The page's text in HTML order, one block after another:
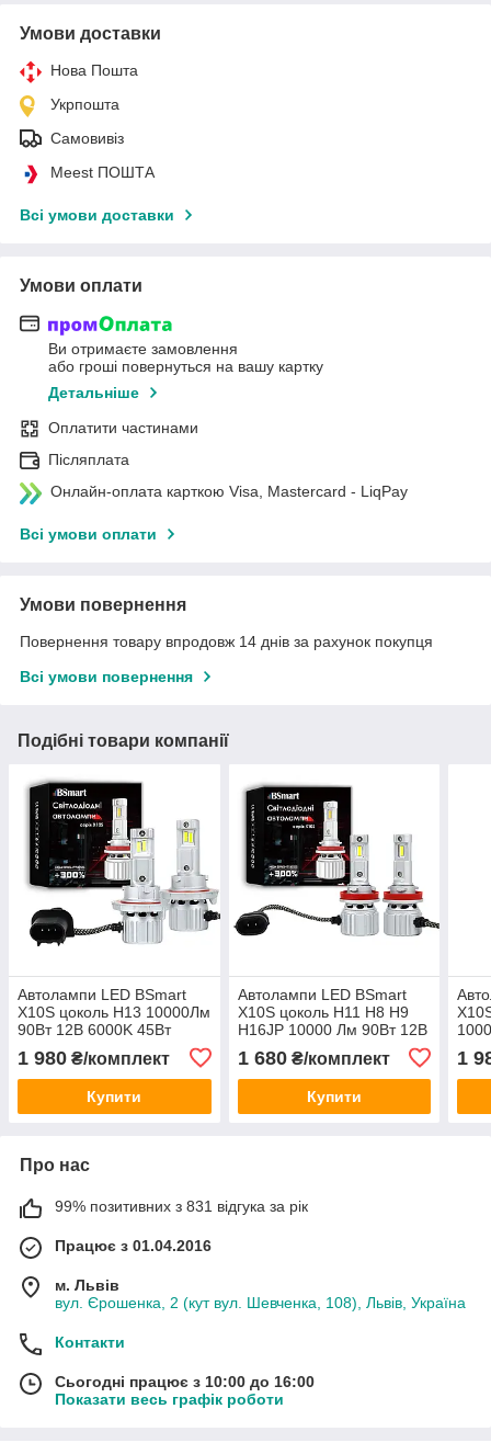
Умови доставки
Нова Пошта
Укрпошта
Самовивіз
Meest ПОШТА
Всі умови доставки
Умови оплати
Ви отримаєте замовлення
або гроші повернуться на вашу картку
Детальніше
Оплатити частинами
Післяплата
Онлайн-оплата карткою Visa, Mastercard - LiqPay
Всі умови оплати
Умови повернення
Повернення товару впродовж 14 днів за рахунок покупця
Всі умови повернення
Подібні товари компанії
Автолампи LED BSmart
X10S цоколь H13 10000Лм
90Вт 12В 6000K 45Вт
1 980 ₴/комплект
Купити
Автолампи LED BSmart
X10S цоколь H11 H8 H9
H16JP 10000 Лм 90Вт 12В
1 680₴/комплект
Купити
1
Про нас
99% позитивних з 831 відгука за рік
Працює з 01.04.2016
м. Львів
вул. Єрошенка, 2 (кут вул. Шевченка, 108), Львів, Україна
Контакти
Сьогодні працює з 10:00 до 16:00
Показати весь графік роботи